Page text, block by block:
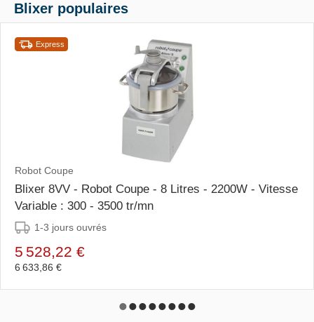
Blixer populaires
Express
Robot Coupe
Blixer 8VV - Robot Coupe - 8 Litres - 2200W - Vitesse
Variable : 300 - 3500 tr/mn
1-3 jours ouvrés
5 528,22 €
6 633,86 €